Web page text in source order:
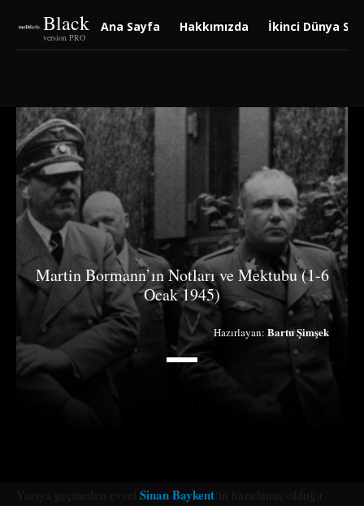
Black
version PRO
Ana Sayfa Hakkımızda İkinci Dünya
Martin Bormann’ın Notları ve Mektubu (1-6
Ocak 1945)
Hazırlayan: Bartu Şimşek
Yazıya geçmeden evvel Sinan Baykent‘in hazırlamış olduğu